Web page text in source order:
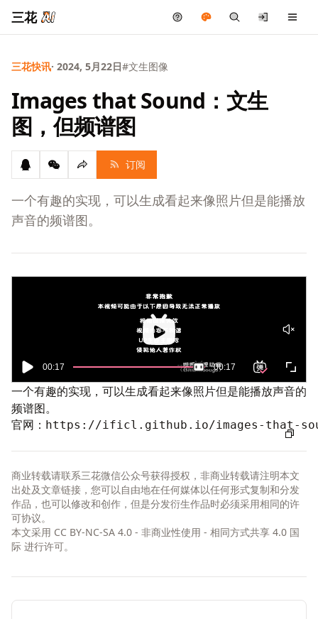
三花
三花快讯· 2024, 5月22日#文生图像
Images that Sound：文生
图，但频谱图
订阅
一个有趣的实现，可以生成看起来像照片但是能播放
声音的频谱图。
一个有趣的实现，可以生成看起来像照片但是能播放声音的
频谱图。
官网： https://ificl.github.io/images-that-
商业转载请联系三花微信公众号获得授权，非商业转载请注明本文
出处及文章链接，您可以自由地在任何媒体以任何形式复制和分发
作品，也可以修改和创作，但是分发衍生作品时必须采用相同的许
可协议。
本文采用 CC BY-NC-SA 4.0 - 非商业性使用 - 相同方式共享 4.0 国
际 进行许可。